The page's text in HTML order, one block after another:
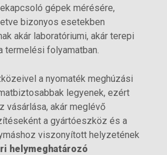
gépek mérésére,
bizonyos esetekben
akár laboratóriumi, akár terepi
termelési folyamatban.
a nyomaték meghúzási
legyenek, ezért
vásárlása, akár meglévő
a gyártóeszköz és a
viszonyított helyzetének
helymeghatározó